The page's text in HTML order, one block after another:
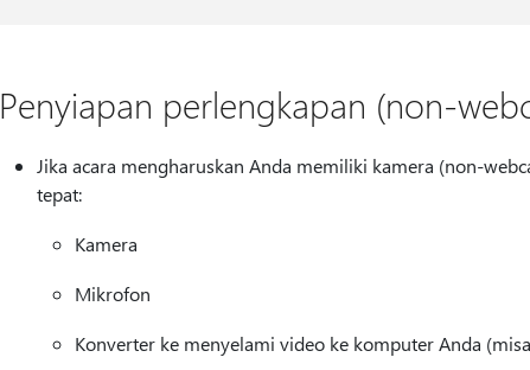
Penyiapan perlengkapan (non-
Jika acara mengharuskan Anda memiliki kamera (non-
tepat:
Kamera
Mikrofon
Konverter ke menyelami video ke komputer Anda